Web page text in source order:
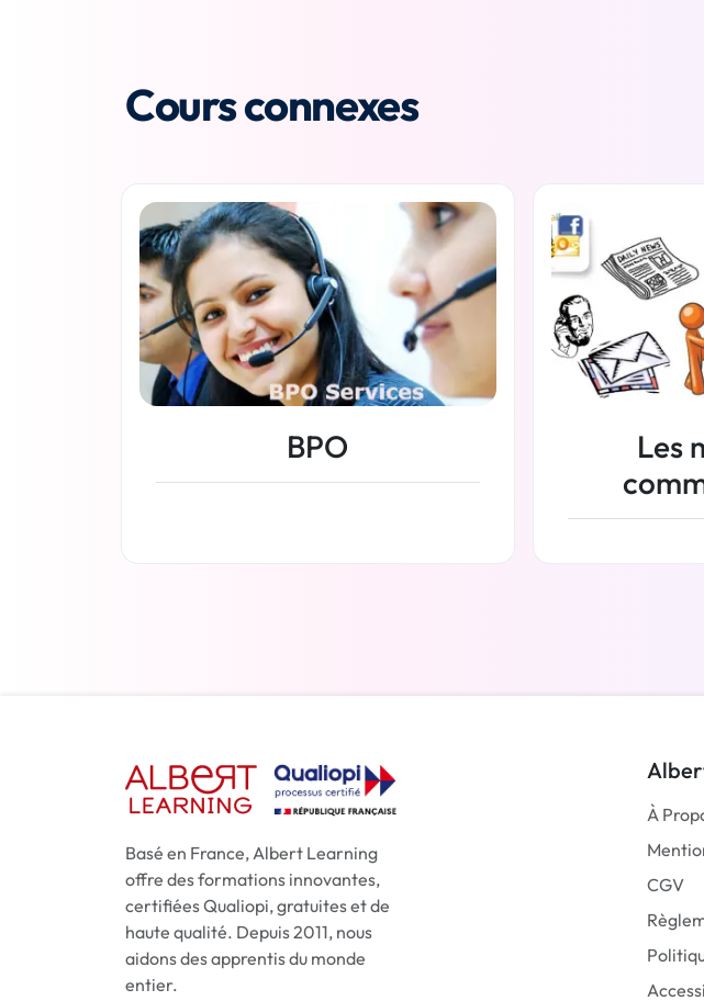
Cours connexes
BPO
Les
Basé en France, Albert Learning
offre des formations innovantes,
certifiées Qualiopi, gratuites et de
haute qualité. Depuis 2011, nous
aidons des apprentis du monde
entier.
À
CGV